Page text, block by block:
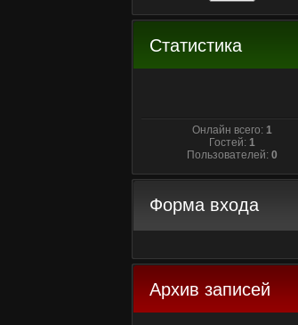
Статистика
Онлайн всего: 1
Гостей: 1
Пользователей: 0
Форма входа
Архив записей